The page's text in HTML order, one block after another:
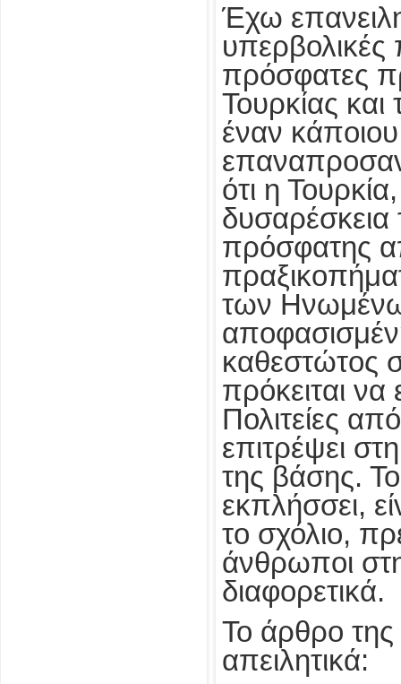
Έχω
υπερβολικές
πρόσφατες
Τουρκίας
έναν κάποιου
ότι η
πρόσφατης
των
καθεστώτος
πρόκειται να
Πολιτείες
επιτρέψει
της βάσης.
εκπλήσσει,
το σχόλιο,
άνθρωποι
διαφορετικά.
Το άρθρο της
απειλητικά: